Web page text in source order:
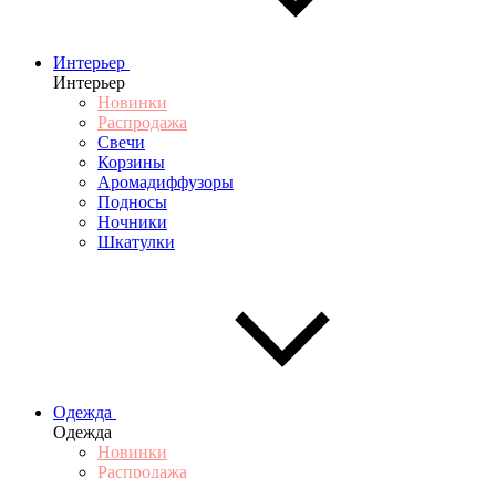
Интерьер
Интерьер
Новинки
Распродажа
Свечи
Корзины
Аромадиффузоры
Подносы
Ночники
Шкатулки
Одежда
Одежда
Новинки
Распродажа